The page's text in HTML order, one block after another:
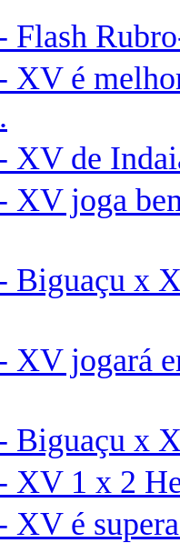
Flash
XV é
XV de
XV joga
Biguaçu x
XV jogará
Biguaçu x
XV 1 x 2
XV é